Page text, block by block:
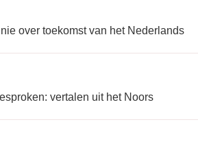
over toekomst van het Nederlands
vertalen uit het Noors